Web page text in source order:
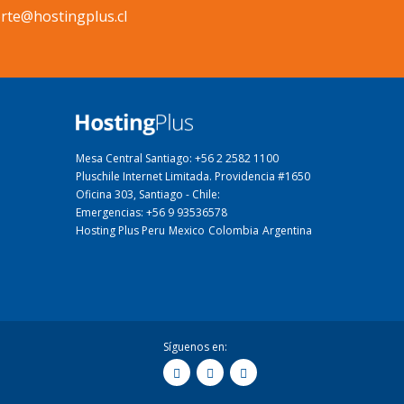
Mesa Central Santiago: +56 2 2582 1100
Pluschile Internet Limitada. Providencia #1650
Oficina 303, Santiago - Chile:
Emergencias: +56 9 93536578
Hosting Plus Peru Mexico Colombia Argentina
Síguenos en: